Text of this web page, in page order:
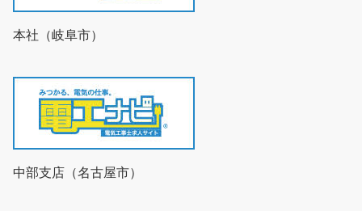
本社（岐阜市）
中部支店（名古屋市）